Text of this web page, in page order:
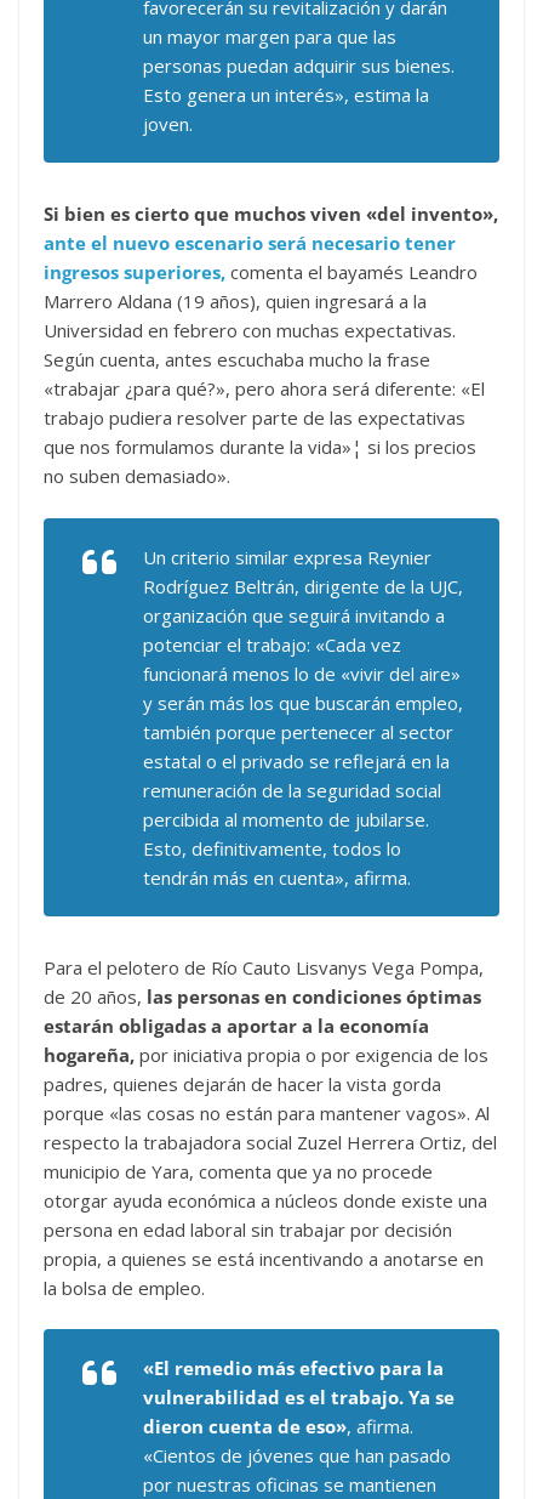
favorecerán su revitalización y darán
un mayor margen para que las
personas puedan adquirir sus bienes.
Esto genera un interés», estima la
joven.
Si bien es cierto que muchos viven «del invento»,
ante el nuevo escenario será necesario tener
ingresos superiores, comenta el bayamés Leandro
Marrero Aldana (19 años), quien ingresará a la
Universidad en febrero con muchas expectativas.
Según cuenta, antes escuchaba mucho la frase
«trabajar ¿para qué?», pero ahora será diferente: «El
trabajo pudiera resolver parte de las expectativas
que nos formulamos durante la vida»¦ si los precios
no suben demasiado».
Un criterio similar expresa Reynier
Rodríguez Beltrán, dirigente de la UJC,
organización que seguirá invitando a
potenciar el trabajo: «Cada vez
funcionará menos lo de «vivir del aire»
y serán más los que buscarán empleo,
también porque pertenecer al sector
estatal o el privado se reflejará en la
remuneración de la seguridad social
percibida al momento de jubilarse.
Esto, definitivamente, todos lo
tendrán más en cuenta», afirma.
Para el pelotero de Río Cauto Lisvanys Vega Pompa,
de 20 años, las personas en condiciones óptimas
estarán obligadas a aportar a la economía
hogareña, por iniciativa propia o por exigencia de los
padres, quienes dejarán de hacer la vista gorda
porque «las cosas no están para mantener vagos». Al
respecto la trabajadora social Zuzel Herrera Ortiz, del
municipio de Yara, comenta que ya no procede
otorgar ayuda económica a núcleos donde existe una
persona en edad laboral sin trabajar por decisión
propia, a quienes se está incentivando a anotarse en
la bolsa de empleo.
«El remedio más efectivo para la
vulnerabilidad es el trabajo. Ya se
dieron cuenta de eso», afirma.
«Cientos de jóvenes que han pasado
por nuestras oficinas se mantienen